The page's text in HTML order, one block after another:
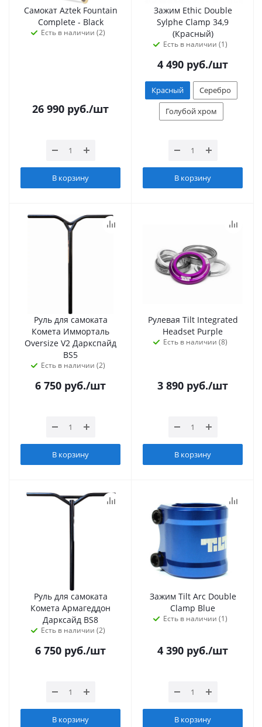
Самокат Aztek Fountain
Complete - Black
Есть в наличии (2)
26 990 руб./шт
В корзину
Зажим Ethic Double
Sylphe Clamp 34,9
(Красный)
Есть в наличии (1)
4 490 руб./шт
Красный
Серебро
Голубой хром
В корзину
Руль для самоката
Комета Имморталь
Oversize V2 Даркспайд
BS5
Есть в наличии (2)
6 750 руб./шт
В корзину
Рулевая Tilt Integrated
Headset Purple
Есть в наличии (8)
3 890 руб./шт
В корзину
Руль для самоката
Комета Армагеддон
Дарксайд BS8
Есть в наличии (2)
6 750 руб./шт
В корзину
Зажим Tilt Arc Double
Clamp Blue
Есть в наличии (1)
4 390 руб./шт
В корзину